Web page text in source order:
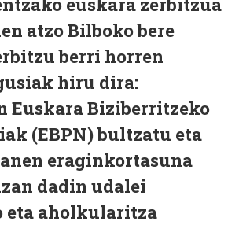
atzo Bilboko bere
berri horren
hiru dira:
Euskara Biziberritzeko
(EBPN) bultzatu eta
eraginkortasuna
dadin udalei
eta aholkularitza